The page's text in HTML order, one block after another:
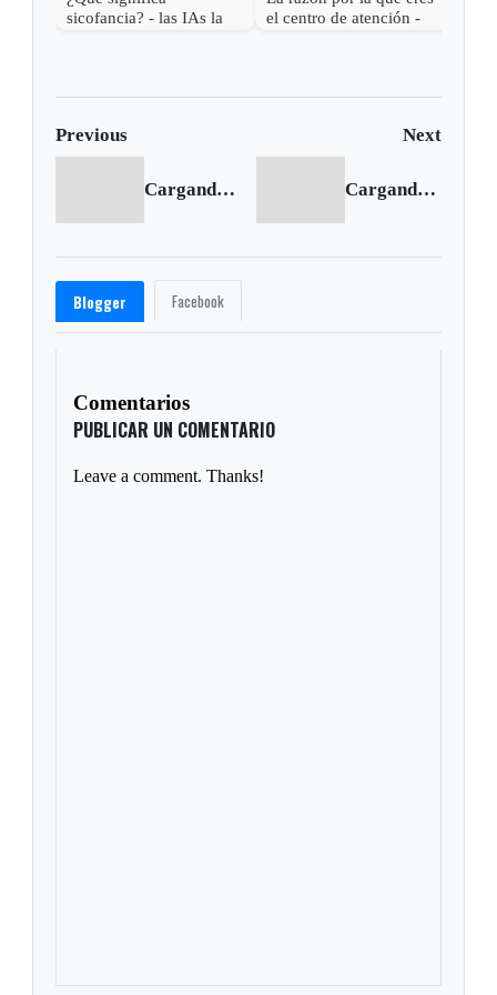
sicofancia? - las IAs la
el centro de atención -
Previous Next
Cargando anterior... Cargando siguiente...
Blogger Facebook
Comentarios
PUBLICAR UN COMENTARIO
Leave a comment. Thanks!